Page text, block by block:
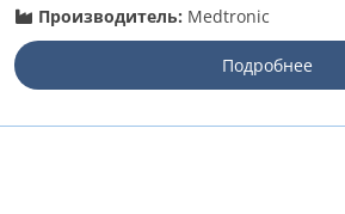
Производитель: Medtronic
Подробнее